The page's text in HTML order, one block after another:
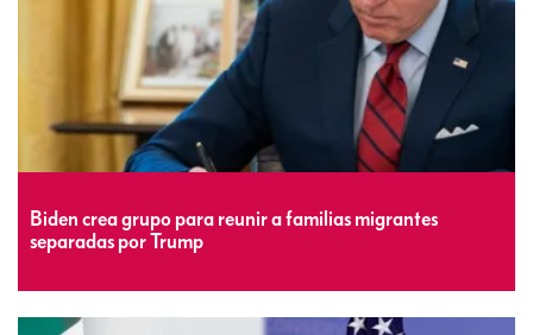
Biden crea grupo para reunir a familias migrantes
separadas por Trump